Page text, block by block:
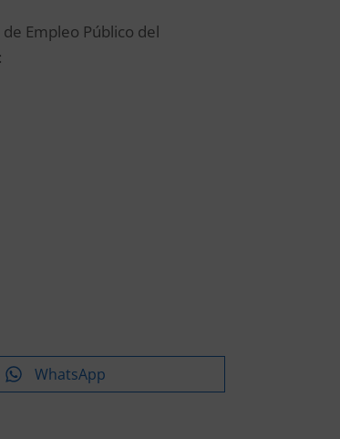
Empleo Público del
WhatsApp